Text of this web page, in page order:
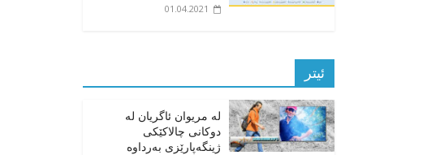
01.04.2021
ئیتر
لە مریوان ئاگریان لە
دوکانی چالاکێکی
ژینگەپارێزی بەرداوە